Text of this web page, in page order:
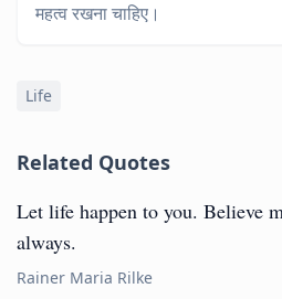
महत्व रखना चाहिए।
Life
Related Quotes
Let life happen to you. Believe
always.
Rainer Maria Rilke